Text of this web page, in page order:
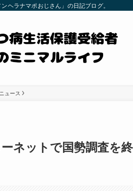
ヘラナマポおじさん」の日記ブログ。
ニュース
ネットで国勢調査を